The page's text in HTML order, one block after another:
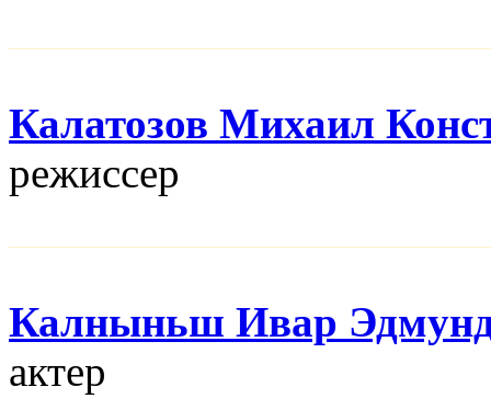
Калатозов Михаил
режисcер
Калныньш Ивар
актер